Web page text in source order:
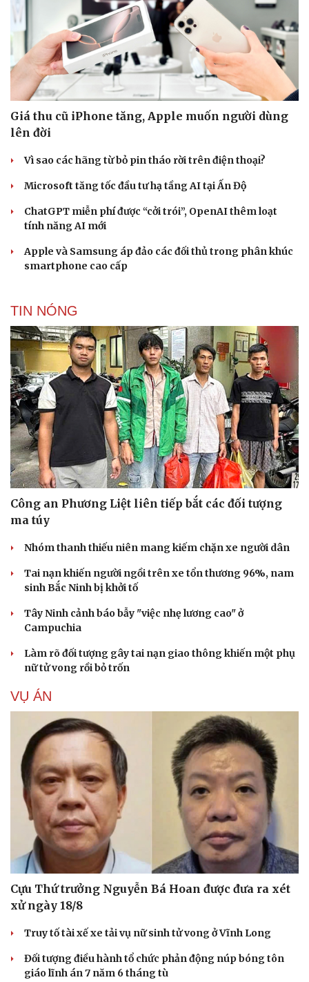
Cải chính
Giá thu cũ iPhone tăng, Apple muốn người dùng
lên đời
Vì sao các hãng từ bỏ pin tháo rời trên điện thoại?
Microsoft tăng tốc đầu tư hạ tầng AI tại Ấn Độ
ChatGPT miễn phí được “cởi trói”, OpenAI thêm loạt
tính năng AI mới
Apple và Samsung áp đảo các đối thủ trong phân khúc
smartphone cao cấp
TIN NÓNG
Công an Phương Liệt liên tiếp bắt các đối tượng
ma túy
Nhóm thanh thiếu niên mang kiếm chặn xe người dân
Tai nạn khiến người ngồi trên xe tổn thương 96%, nam
sinh Bắc Ninh bị khởi tố
Tây Ninh cảnh báo bẫy "việc nhẹ lương cao" ở
Campuchia
Làm rõ đối tượng gây tai nạn giao thông khiến một phụ
nữ tử vong rồi bỏ trốn
VỤ ÁN
Cựu Thứ trưởng Nguyễn Bá Hoan được đưa ra xét
xử ngày 18/8
Truy tố tài xế xe tải vụ nữ sinh tử vong ở Vĩnh Long
Đối tượng điều hành tổ chức phản động núp bóng tôn
giáo lĩnh án 7 năm 6 tháng tù